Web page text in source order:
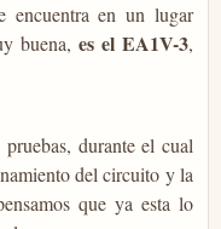
en un lugar
buena, es el EA1V-3,
durante el cual
del circuito y la
que ya esta lo